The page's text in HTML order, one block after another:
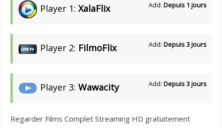
Player 1: XalaFlix Add: Depuis 1 jours
Player 2: FilmoFlix Add: Depuis 3 jours
Player 3: Wawacity Add: Depuis 3 jours
Regarder Films Complet Streaming HD gratuitement